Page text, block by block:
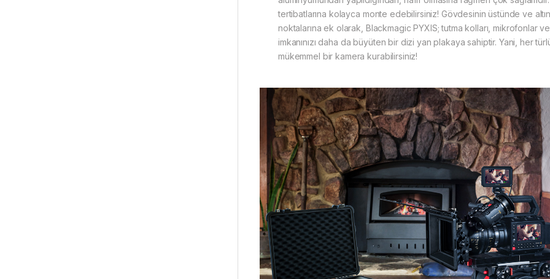
tertibatlarına kolayca monte edebilirsiniz! Gövdesinin üstünde ve
noktalarına ek olarak, Blackmagic PYXIS; tutma kolları, mikrofonlar
imkanınızı daha da büyüten bir dizi yan plakaya sahiptir. Yani, her
mükemmel bir kamera kurabilirsiniz!